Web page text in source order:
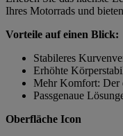
Ihres Motorrads und
Vorteile auf einen Blick:
Stabileres
Erhöhte
Mehr Komfort: Der
Passgenaue
Oberfläche Icon